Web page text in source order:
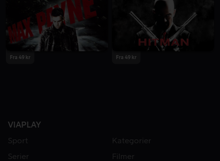
Fra 49 kr Fra 49 kr
VIAPLAY
Sport
Kategorier
Serier
Filmer